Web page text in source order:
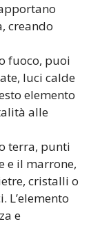
creando
fuoco, puoi
luci calde
elemento
alle
terra, punti
e il marrone,
cristalli o
L’elemento
e